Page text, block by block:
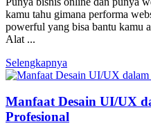
kamu tahu gimana performa
powerful yang bisa bantu kamu
Alat ...
Selengkapnya
Manfaat Desain UI/UX
Profesional